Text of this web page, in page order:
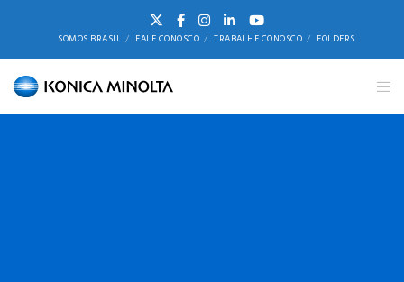
SOMOS BRASIL FALE CONOSCO TRABALHE CONOSCO FOLDERS